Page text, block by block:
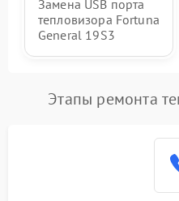
Замена USB порта
тепловизора Fortuna
General 19S3
Этапы ремонта